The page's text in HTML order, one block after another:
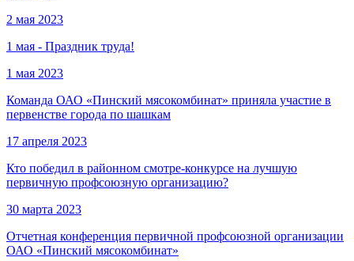
2 мая 2023
1 мая - Праздник труда!
1 мая 2023
Команда ОАО «Пинский мясокомбинат» приняла участие в
первенстве города по шашкам
17 апреля 2023
Кто победил в районном смотре-конкурсе на лучшую
первичную профсоюзную организацию?
30 марта 2023
Отчетная конференция первичной профсоюзной организации
ОАО «Пинский мясокомбинат»